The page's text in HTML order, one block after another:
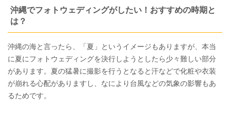
沖縄でフォトウェディングがしたい！おすすめの時期と
は？
沖縄の海と言ったら、「夏」というイメージもありますが、本当
に夏にフォトウェディングを決行しようとしたら少々難しい部分
があります。夏の猛暑に撮影を行うとなると汗などで化粧や衣装
が崩れる心配がありますし、なにより台風などの気象の影響もあ
るためです。